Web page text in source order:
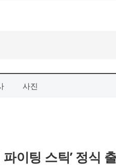
사진
이팅 스틱’ 정식